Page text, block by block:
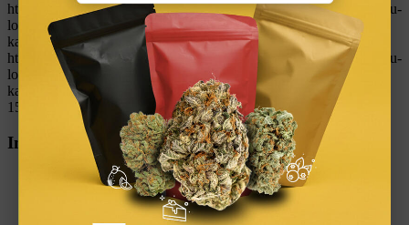
https://immobilienguru.one/wp-content/uploads/2023/03/ImmoGuru-
logo-immobilien-finanzen-tools-rechner-kostenlos-vermoegen-
kapitalanlage-geld-verdienen.svg 0 0 W_kinski
https://immobilienguru.one/wp-content/uploads/2023/03/ImmoGuru-
logo-immobilien-finanzen-tools-rechner-kostenlos-vermoegen-
kapitalanlage-geld-verdienen.svg W_kinski2026-02-12
15:30:09
2026-02-12 15:30:09Muskelhypothek
Immobilien App